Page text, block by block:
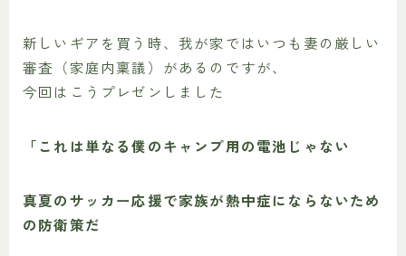
新しいギアを買う時、我が家ではいつも妻の厳しい
審査（家庭内稟議）があるのですが、
今回はこうプレゼンしました
「これは単なる僕のキャンプ用の電池じゃない
真夏のサッカー応援で家族が熱中症にならないため
の防衛策だ